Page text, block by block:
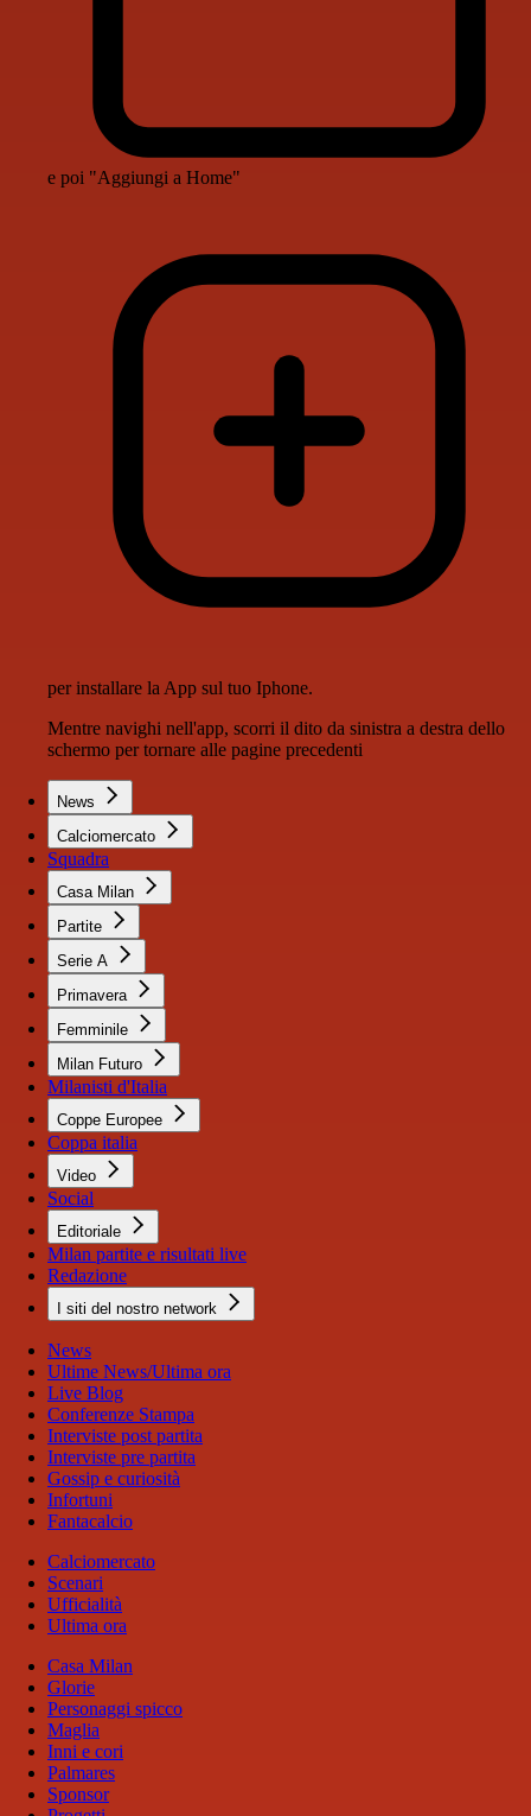
e poi "Aggiungi a Home"
per installare la App sul tuo Iphone.
Mentre navighi nell'app, scorri il dito da sinistra a destra dello
schermo per tornare alle pagine precedenti
News
Calciomercato
Squadra
Casa Milan
Partite
Serie A
Primavera
Femminile
Milan Futuro
Milanisti d'Italia
Coppe Europee
Coppa italia
Video
Social
Editoriale
Milan partite e risultati live
Redazione
I siti del nostro network
News
Ultime News/Ultima ora
Live Blog
Conferenze Stampa
Interviste post partita
Interviste pre partita
Gossip e curiosità
Infortuni
Fantacalcio
Calciomercato
Scenari
Ufficialità
Ultima ora
Casa Milan
Glorie
Personaggi spicco
Maglia
Inni e cori
Palmares
Sponsor